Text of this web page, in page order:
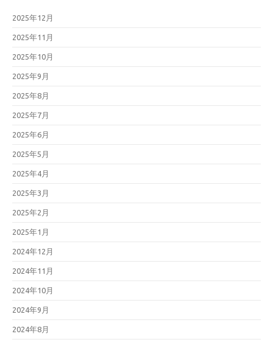
2025年12月
2025年11月
2025年10月
2025年9月
2025年8月
2025年7月
2025年6月
2025年5月
2025年4月
2025年3月
2025年2月
2025年1月
2024年12月
2024年11月
2024年10月
2024年9月
2024年8月